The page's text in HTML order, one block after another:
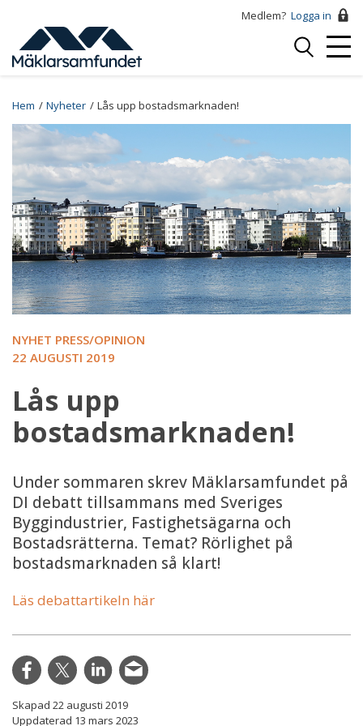
huvudinnehåll
Medlem? Logga in
Logga
Breadcrumb
Hem Nyheter Lås upp bostadsmarknaden!
NYHET PRESS/OPINION
22 AUGUSTI 2019
Lås upp
bostadsmarknaden!
Under sommaren skrev Mäklarsamfundet på
DI debatt tillsammans med Sveriges
Byggindustrier, Fastighetsägarna och
Bostadsrätterna. Temat? Rörlighet på
bostadsmarknaden så klart!
Läs debattartikeln här
Skapad 22 augusti 2019
Uppdaterad 13 mars 2023